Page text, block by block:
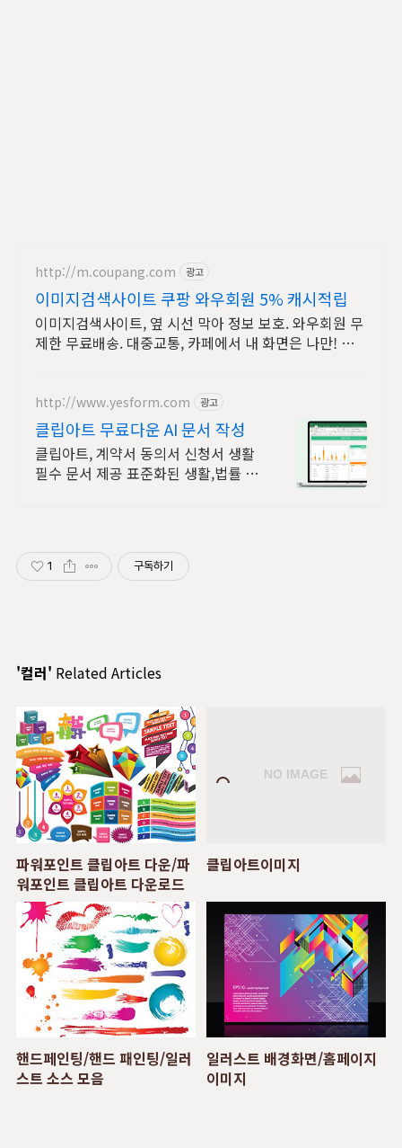
http://m.coupang.com 광고
이미지검색사이트 쿠팡 와우회원 5% 캐시적립
이미지검색사이트, 옆 시선 막아 정보 보호. 와우회원 무
제한 무료배송. 대중교통, 카페에서 내 화면은 나만! 사
http://www.yesform.com 광고
클립아트 무료다운 AI 문서 작성
클립아트, 계약서 동의서 신청서 생활
필수 문서 제공 표준화된 생활,법률 서
1 구독하기
'컬러' Related Articles
파워포인트 클립아트 다운/파
워포인트 클립아트 다운로드
클립아트이미지
핸드페인팅/핸드 패인팅/일러
스트 소스 모음
일러스트 배경화면/홈페이지
이미지